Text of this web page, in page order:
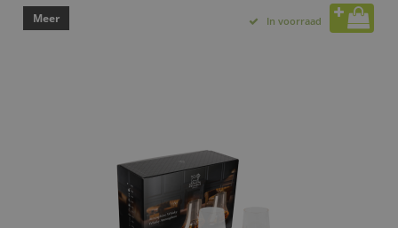
Meer In voorraad